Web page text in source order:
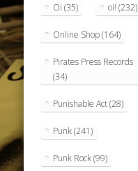
Oi (35) oi! (232)
Online Shop(164)
Pirates Press Records
(34)
Punishable Act(28)
Punk(241)
Punk Rock(99)